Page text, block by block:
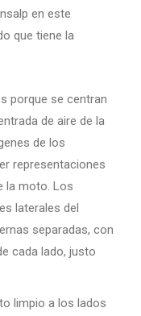
en este
que tiene la
porque se centran
de aire de la
de los
representaciones
la moto. Los
laterales del
separadas, con
cada lado, justo
limpio a los lados